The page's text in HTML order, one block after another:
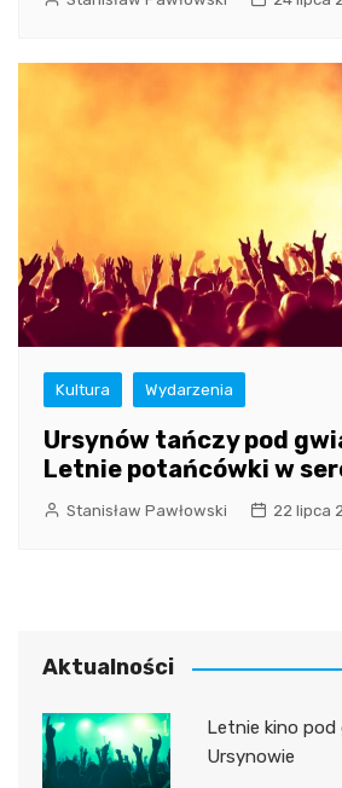
Kultura Wydarzenia
Ursynów tańczy pod
Letnie potańcówki w
Stanisław Pawłowski 22 lipca
Aktualności
Letnie kino pod
Ursynowie